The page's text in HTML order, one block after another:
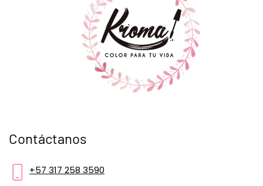
Contáctanos
+57 317 258 3590